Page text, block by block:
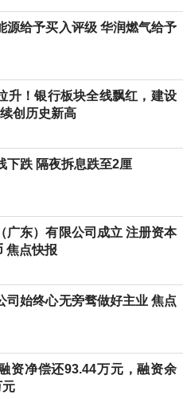
源给予买入评级 华润燃气给予
升！银行板块全线飘红，建设
创历史新高
下跌 隔夜拆息跌至2厘
广东）有限公司成立 注册资本
焦点快报
司始终心无旁骛做好主业 焦点
资净偿还93.44万元，融资余
元